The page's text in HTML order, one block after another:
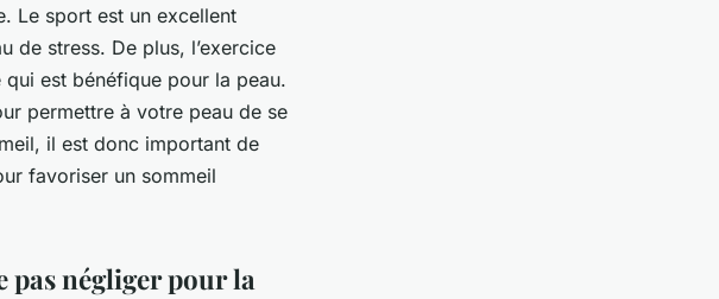
Le sport est un excellent
de stress. De plus, l’exercice
est bénéfique pour la peau.
permettre à votre peau de se
il est donc important de
favoriser un sommeil
pas négliger pour la